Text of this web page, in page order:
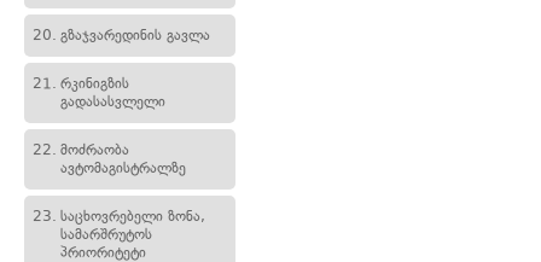
20. გზაჯვარედინის გავლა
21. რკინიგზის
გადასასვლელი
22. მოძრაობა
ავტომაგისტრალზე
23. საცხოვრებელი ზონა,
სამარშრუტოს
პრიორიტეტი